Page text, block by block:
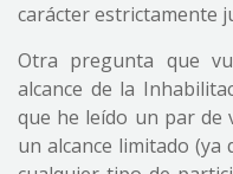
carácter estrictamente
Otra pregunta que
alcance de la
que he leído un par de
un alcance limitado